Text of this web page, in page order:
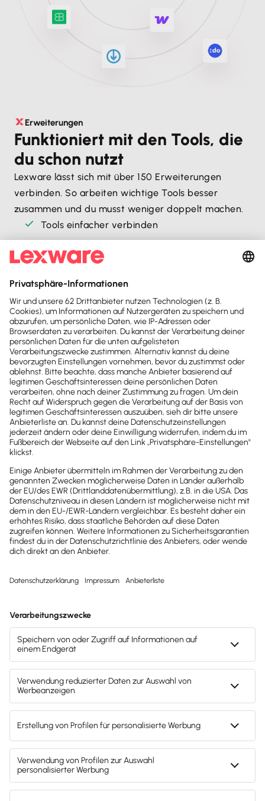
Erweiterungen
Funktioniert mit den Tools, die
du schon nutzt
Lexware lässt sich mit über 150 Erweiterungen
verbinden. So arbeiten wichtige Tools besser
zusammen und du musst weniger doppelt machen.
Tools einfacher verbinden
Abläufe, die besser zusammenpassen
Erweiterungen entdecken
Mach dir
Selbstständigkeit
einfach
Rechnungen, Buchhaltung, Steuern:
Lexware übernimmt das für dich.
Automatisiert, rechtssicher, einfach.
Damit du dich auf das konzentrierst,
hast.Perfekt für Selbstständige,
Gründer und kleine Teams.
Preise ansehen
Mach's dir leicht und gib deinem Business den
entscheidenden Push – mit unserer Software für
Buchhaltung & Lohn.
Lösungen